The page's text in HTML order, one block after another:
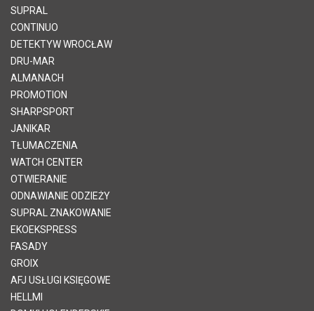
SUPRAL
CONTINUO
DETEKTYW WROCŁAW
DRU-MAR
ALMANACH
PROMOTION
SHARPSPORT
JANIKAR
TŁUMACZENIA
WATCH CENTER
OTWIERANIE
ODNAWIANIE ODZIEŻY
SUPRAL ZNAKOWANIE
EKOEKSPRESS
FASADY
GROIX
AFJ USŁUGI KSIĘGOWE
HELLMI